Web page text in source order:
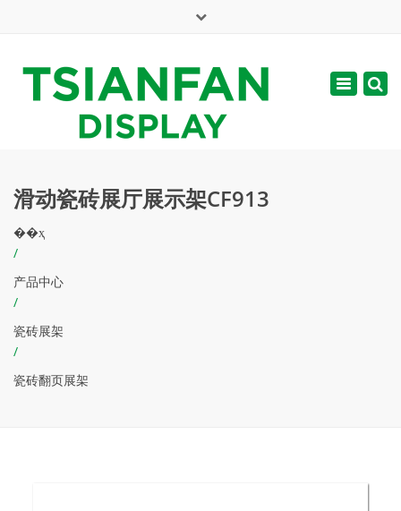
周一 - 周六: 7:00 - 17:00
Toggle
滑动瓷砖展厅展示架CF913
��ҳ
/
产品中心
/
瓷砖展架
/
瓷砖翻页展架